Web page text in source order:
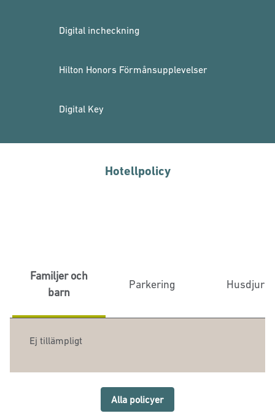
Digital incheckning
Hilton Honors Förmånsupplevelser
Digital Key
Hotellpolicy
Familjer och
barn
Parkering Husdjur
Ej tillämpligt
Alla policyer